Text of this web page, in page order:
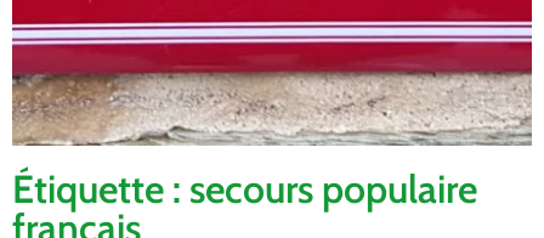
Étiquette : secours populaire
français